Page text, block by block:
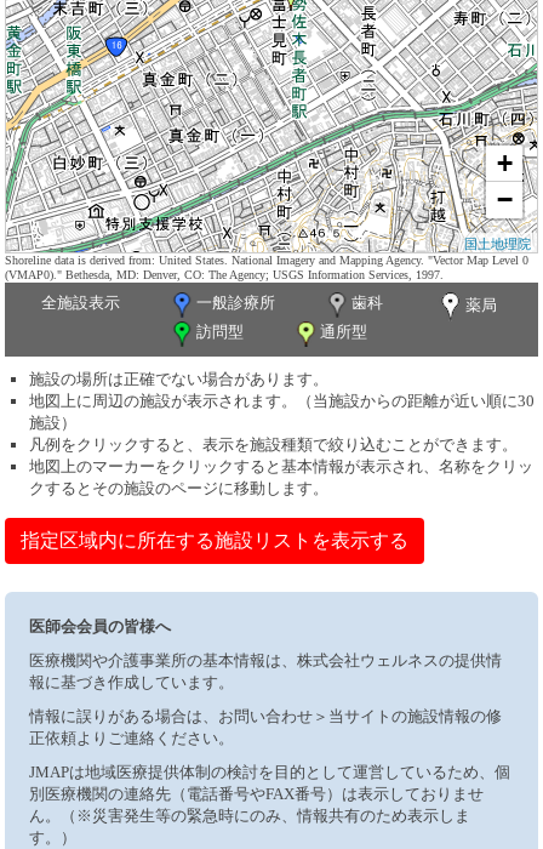
+
−
国土地理院
Shoreline data is derived from: United States. National Imagery and Mapping Agency. "Vector Map Level 0
(VMAP0)." Bethesda, MD: Denver, CO: The Agency; USGS Information Services, 1997.
全施設表示 一般診療所 歯科
薬局
訪問型
通所型
施設の場所は正確でない場合があります。
地図上に周辺の施設が表示されます。（当施設からの距離が近い順に30
施設）
凡例をクリックすると、表示を施設種類で絞り込むことができます。
地図上のマーカーをクリックすると基本情報が表示され、名称をクリッ
クするとその施設のページに移動します。
指定区域内に所在する施設リストを表示する
医師会会員の皆様へ
医療機関や介護事業所の基本情報は、株式会社ウェルネスの提供情
報に基づき作成しています。
情報に誤りがある場合は、お問い合わせ＞当サイトの施設情報の修
正依頼よりご連絡ください。
JMAPは地域医療提供体制の検討を目的として運営しているため、個
別医療機関の連絡先（電話番号やFAX番号）は表示しておりませ
ん。（※災害発生等の緊急時にのみ、情報共有のため表示しま
す。）